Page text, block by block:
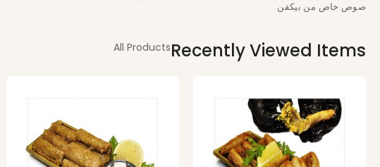
صوص خاص من بيكفن
Recently Viewed Items
All Products